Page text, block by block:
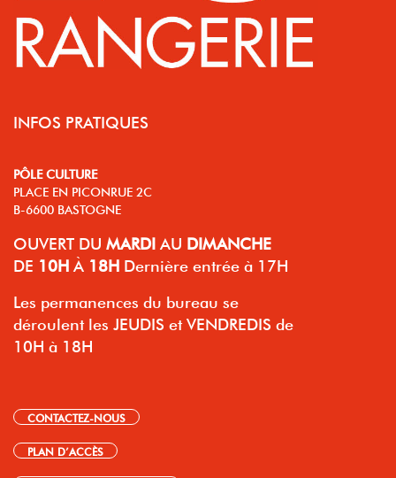
INFOS PRATIQUES
PÔLE CULTURE
PLACE EN PICONRUE 2C
B-6600 BASTOGNE
OUVERT DU MARDI AU DIMANCHE
DE 10H À 18H Dernière entrée à 17H
Les permanences du bureau se
déroulent les JEUDIS et VENDREDIS de
10H à 18H
CONTACTEZ-NOUS
PLAN D’ACCÈS